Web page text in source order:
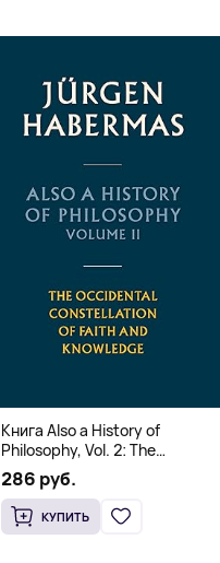
Книга Also a History of
Philosophy, Vol. 2: The
Occidental Constellation of
Faith and Knowledge
(Твердый переплет)
286 руб.
КУПИТЬ